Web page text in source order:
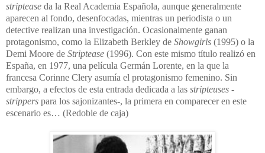
striptease da la Real Academia Española, aunque generalmente
aparecen al fondo, desenfocadas, mientras un periodista o un
detective realizan una investigación. Ocasionalmente ganan
protagonismo, como la Elizabeth Berkley de Showgirls (1995) o la
Demi Moore de Striptease (1996). Con este mismo título realizó en
España, en 1977, una película Germán Lorente, en la que la
francesa Corinne Clery asumía el protagonismo femenino. Sin
embargo, a efectos de esta entrada dedicada a las stripteuses -
strippers para los sajonizantes-, la primera en comparecer en este
escenario es… (Redoble de caja)